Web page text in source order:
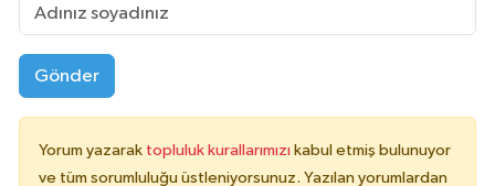
Gönder
Yorum yazarak topluluk kurallarımızı kabul etmiş bulunuyor
ve tüm sorumluluğu üstleniyorsunuz. Yazılan yorumlardan